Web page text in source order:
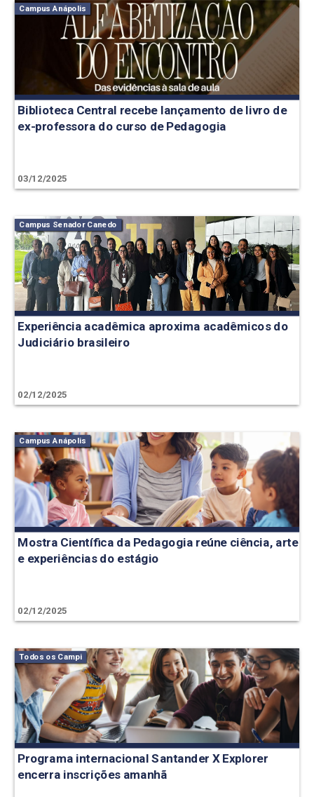
Campus Anápolis
Biblioteca Central recebe lançamento de livro de
ex-professora do curso de Pedagogia
03/12/2025
Campus Senador Canedo
Experiência acadêmica aproxima acadêmicos do
Judiciário brasileiro
02/12/2025
Campus Anápolis
Mostra Científica da Pedagogia reúne ciência, arte
e experiências do estágio
02/12/2025
Todos os Campi
Programa internacional Santander X Explorer
encerra inscrições amanhã